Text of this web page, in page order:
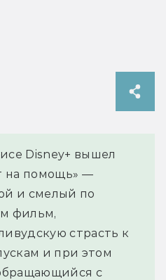
Disney+ вышел
на помощь» —
и смелый по
фильм,
страсть к
и при этом
с